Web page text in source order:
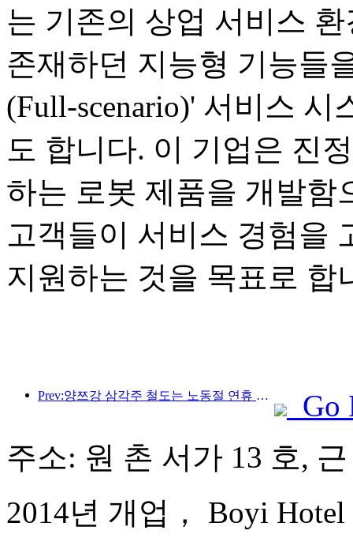
는 기존의 상업 서비스
존재하던 지능형 기능들
(Full-scenario)' 서비스
도 합니다. 이 기업은 진
하는 로봇 제품을 개발함
고객들이 서비스 경험을
지원하는 것을 목표로 합
Prev:양쯔강 삼각주 철도는 노동절 연휴 기간 동안 2,138만 명이 넘는 승객을 수송했습니다.
Go
주소: 원 촌 서가 13 호,
2014년 개업， Boyi Hotel